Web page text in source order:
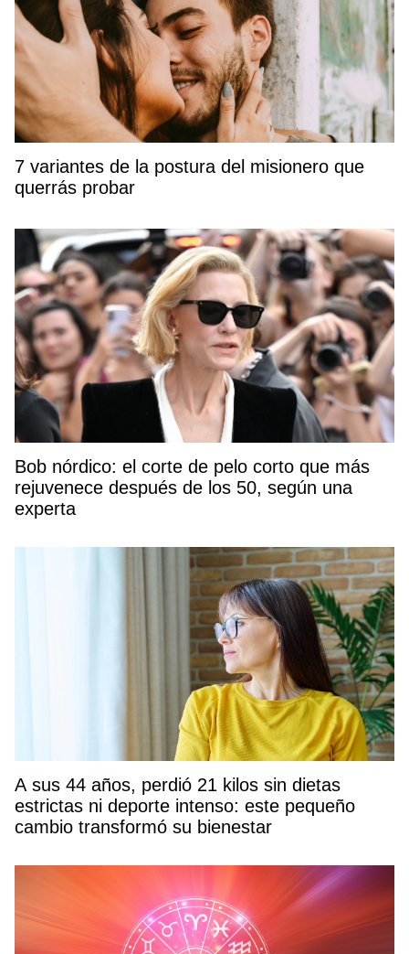
7 variantes de la postura del misionero que
querrás probar
Bob nórdico: el corte de pelo corto que más
rejuvenece después de los 50, según una
experta
A sus 44 años, perdió 21 kilos sin dietas
estrictas ni deporte intenso: este pequeño
cambio transformó su bienestar